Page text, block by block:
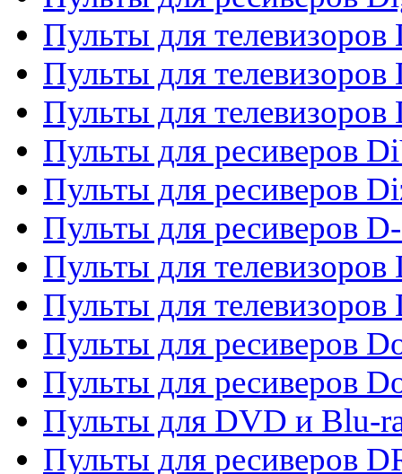
Пульты для
Пульты для
Пульты для телевизоров
Пульты для ресиверов
Пульты для ресиверов
Пульты для ресиверов
Пульты для телевизоров
Пульты для
Пульты для ресиверов
Пульты для ресиверов
Пульты для DVD и Blu-
Пульты для ресиверов